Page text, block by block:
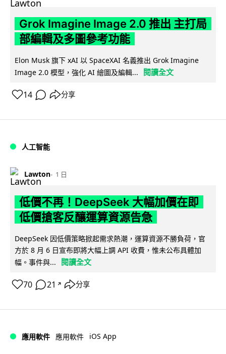
Grok Imagine Image 2.0 推出 主打局
部編輯及多圖參考功能
Elon Musk 旗下 xAI 以 SpaceXAI 名義推出 Grok Imagine
Image 2.0 模型，強化 AI 繪圖及編輯...
閱讀全文
14 分享
人工智能
Lawton 1 日
低價不再！DeepSeek 大幅加價在即
低價搶客反釀運算資源告急
DeepSeek 因低價策略掀起需求熱潮，運算資源不勝負荷，官
方於 8 月 6 日宣布即將大幅上調 API 收費，惟未公布具體加
幅。事件與...
閱讀全文
70 21 ↗ 分享
應用軟件 應用軟件 iOS App